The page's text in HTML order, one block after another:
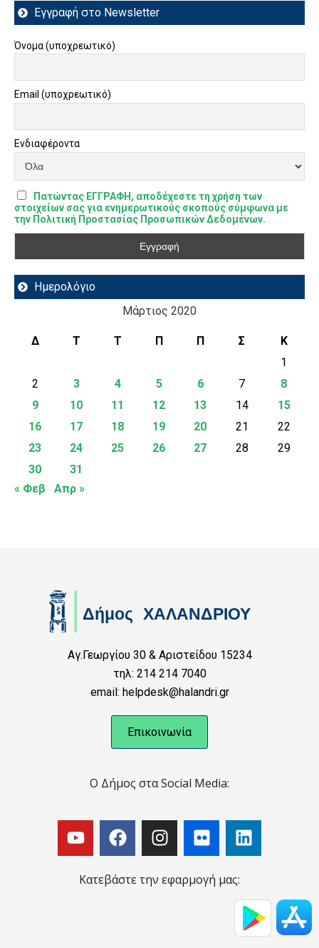
Εγγραφή στο Newsletter
Όνομα (υποχρεωτικό)
Email (υποχρεωτικό)
Ενδιαφέροντα
Πατώντας ΕΓΓΡΑΦΗ, αποδέχεστε τη χρήση των
στοιχείων σας για ενημερωτικούς σκοπούς σύμφωνα με
την Πολιτική Προστασίας Προσωπικών Δεδομένων.
Ημερολόγιο
Μάρτιος 2020
Δ Τ Τ Π Π Σ
Κ
1
2
3 4 5 6 7
8
9
10 11 12 13 14
15
16
17 18 19 20 21
22
23
24 25 26 27 28
29
30
31
« Φεβ
Απρ »
Αγ.Γεωργίου 30 & Αριστείδου 15234
τηλ: 214 214 7040
email: helpdesk@halandri.gr
Επικοινωνία
Ο Δήμος στα Social Media:
Κατεβάστε την εφαρμογή μας: